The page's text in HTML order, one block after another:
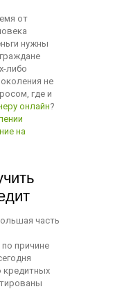
от
нужны
либо
не
где и
онлайн?
на
часть
причине
кредитных